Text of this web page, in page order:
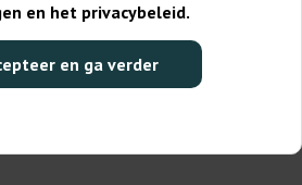
en het privacybeleid.
en ga verder